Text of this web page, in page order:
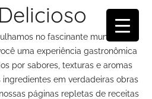
no fascinante mundo da
uma experiência gastronômica
por sabores, texturas e aromas
em verdadeiras obras
páginas repletas de receitas